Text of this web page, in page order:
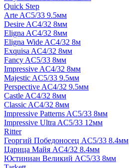
Quick Step
Arte AC5/33 9.5мм
Desire AC4/32 8мм
Eligna AC4/32 8мм
Eligna Wide AC4/32 8м
Exquisa AC4/32 8мм
Fancy AC5/33 8мм
Impressive AC4/32 8мм
Majestic AC5/33 9.5мм
Perspective AC4/32 9.5мм
Castle AC4/32 8мм
Classic AC4/32 8мм
Impressive Patterns AC5/33 8мм
Impressive Ultra AC5/33 12мм
Ritter
Георгий Победоносец AC5/33 8.4мм
Царица Майя AC4/32 8.4мм
Юстиниан Великий AC5/33 8мм